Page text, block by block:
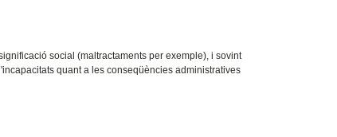
social (maltractaments per exemple), i sovint
quant a les conseqüències administratives